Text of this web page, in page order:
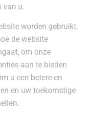
van u.
worden gebruikt,
de website
om onze
aan te bieden
u een betere en
en uw toekomstige